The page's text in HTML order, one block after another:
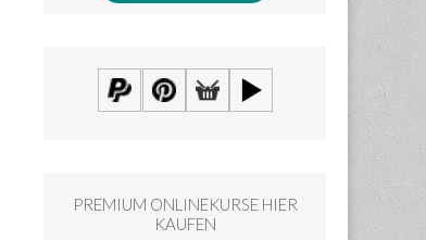
PREMIUM ONLINEKURSE HIER
KAUFEN